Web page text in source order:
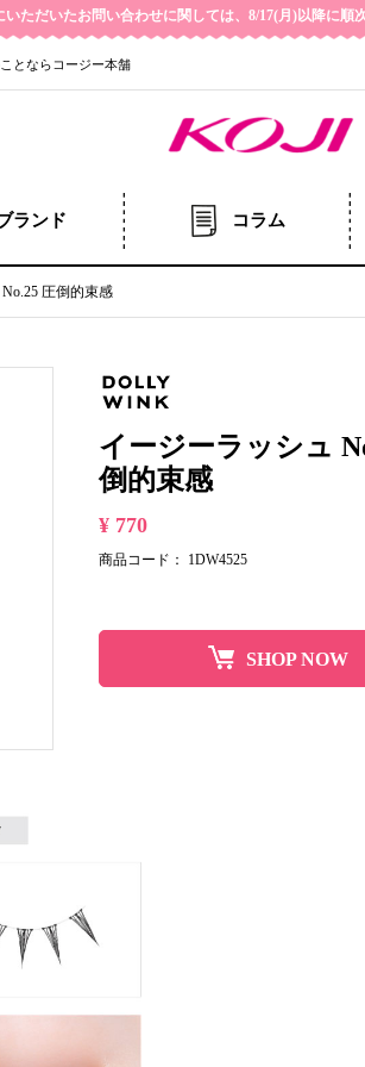
いただいたお問い合わせに関しては、8/17(月)以降に順
とならコージー本舗
ランド コラム
圧倒的束感
イージーラッシュ
倒的束感
¥ 770
商品コード： 1DW4525
SHOP NOW